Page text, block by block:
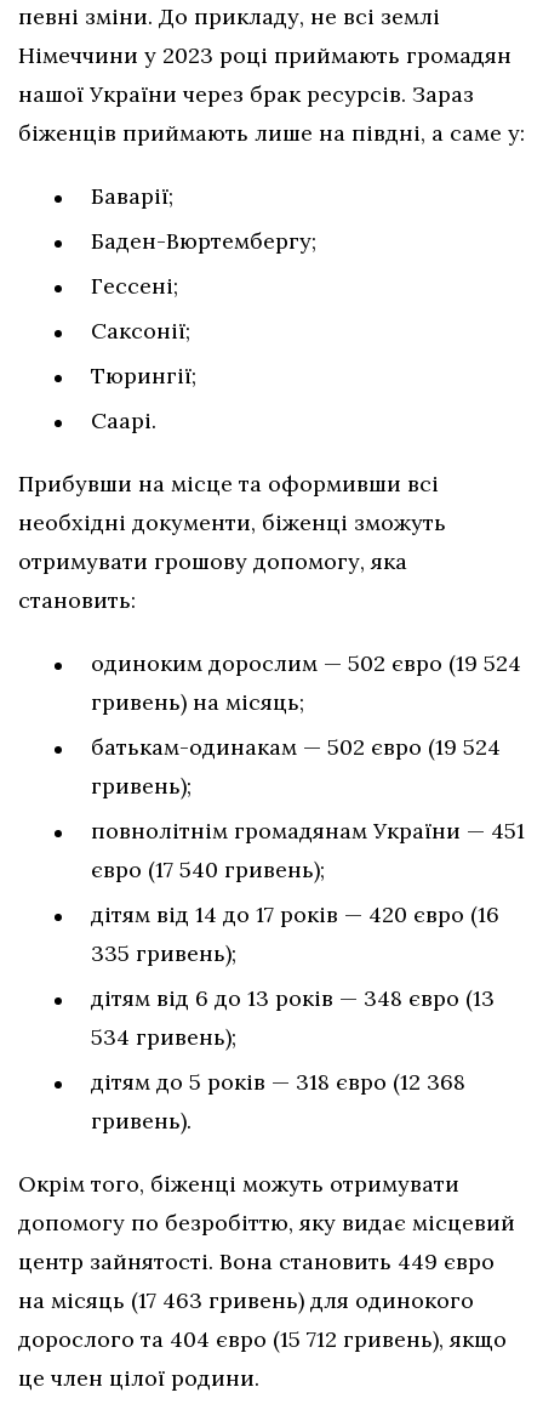
певні зміни. До прикладу, не всі землі
Німеччини у 2023 році приймають громадян
нашої України через брак ресурсів. Зараз
біженців приймають лише на півдні, а саме у:
Баварії;
Баден-Вюртембергу;
Гессені;
Саксонії;
Тюрингії;
Саарі.
Прибувши на місце та оформивши всі
необхідні документи, біженці зможуть
отримувати грошову допомогу, яка
становить:
одиноким дорослим — 502 євро (19 524
гривень) на місяць;
батькам-одинакам — 502 євро (19 524
гривень);
повнолітнім громадянам України — 451
євро (17 540 гривень);
дітям від 14 до 17 років — 420 євро (16
335 гривень);
дітям від 6 до 13 років — 348 євро (13
534 гривень);
дітям до 5 років — 318 євро (12 368
гривень).
Окрім того, біженці можуть отримувати
допомогу по безробіттю, яку видає місцевий
центр зайнятості. Вона становить 449 євро
на місяць (17 463 гривень) для одинокого
дорослого та 404 євро (15 712 гривень), якщо
це член цілої родини.